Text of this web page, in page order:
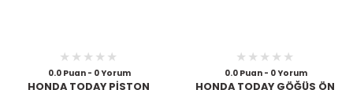
0.0 Puan - 0 Yorum
HONDA TODAY PİSTON
0.0 Puan - 0 Yorum
HONDA TODAY GÖĞÜS ÖN